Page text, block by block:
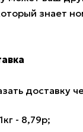
знает
доставку
- 8,79р;